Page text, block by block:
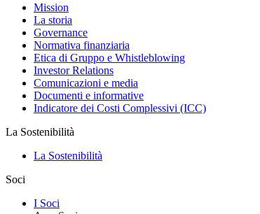
Mission
La storia
Governance
Normativa finanziaria
Etica di Gruppo e Whistleblowing
Investor Relations
Comunicazioni e media
Documenti e informative
Indicatore dei Costi Complessivi (ICC)
La Sostenibilità
La Sostenibilità
Soci
I Soci